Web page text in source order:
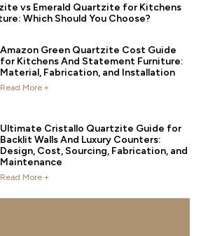
vs Emerald Quartzite for Kitchens
Which Should You Choose?
Amazon Green Quartzite Cost Guide
for Kitchens And Statement Furniture:
Material, Fabrication, and Installation
Read More +
Ultimate Cristallo Quartzite Guide for
Backlit Walls And Luxury Counters:
Design, Cost, Sourcing, Fabrication, and
Maintenance
Read More +